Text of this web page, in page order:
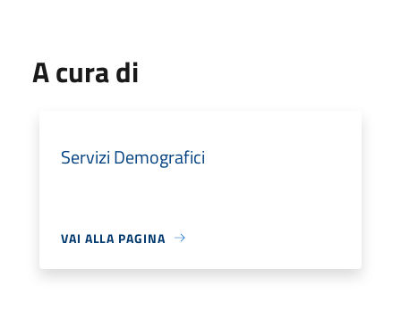
A cura di
Servizi Demografici
VAI ALLA PAGINA